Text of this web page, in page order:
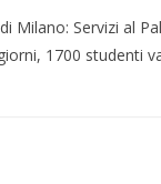
Milano: Servizi al
1700 studenti